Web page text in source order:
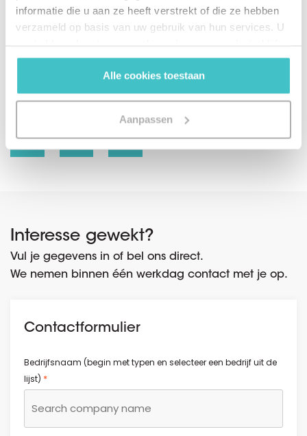
informatie die u aan ze heeft verstrekt of die ze hebben
verzameld op basis van uw gebruik van hun services. U
gebruiken.
Alle cookies toestaan
Aanpassen
Ben je geïnteresseerd in het gebruiken van een
over onze mogelijkheden voor jouw organisatie.
Deel via social media
Interesse gewekt?
Vul je gegevens in of bel ons direct.
We nemen binnen één werkdag contact met je op.
Contactformulier
Bedrijfsnaam (begin met typen en selecteer een bedrijf uit de
lijst) *